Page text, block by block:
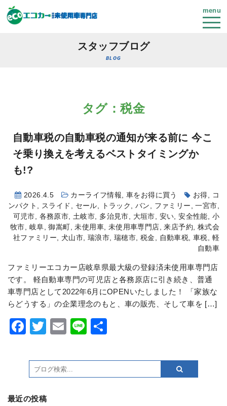
menu
スタッフブログ
BLOG
タグ：税金
自動車税の自動車税の通知が来る前に 今こ
そ乗り換えを考えるベストタイミングか
も!?
2026.4.5 カーライフ情報, 車をお得に買う お得, コ
ンパクト , スライド , セール, トラック , バン , ファミリー ,一宮市,
可児市, 各務原市,土岐市, 多治見市, 大垣市, 安い,安全性能, 小
牧市, 岐阜,御嵩町 ,未使用車, 未使用車専門店,来店予約, 株式会
社ファミリー, 犬山市, 瑞浪市, 瑞穂市, 税金 , 自動車税, 車税, 軽
自動車
ファミリーエコカー店岐阜県最大級の登録済未使用車専門店
です。 軽自動車専門の可児店と各務原店に引き続き、普通
車専門店として2022年6月にOPENいたしました！ 「家族な
らどうする」の企業理念のもと、車の販売、そして車を […]
Facebook
Twitter
Email
Line
最近の投稿